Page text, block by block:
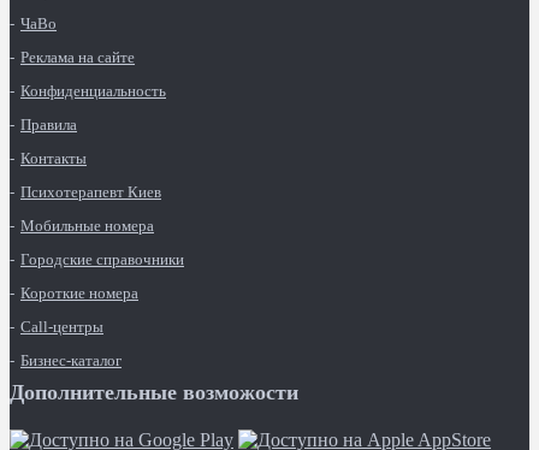
ЧаВо
Реклама на сайте
Конфиденциальность
Правила
Контакты
Психотерапевт Киев
Мобильные номера
Городские справочники
Короткие номера
Call-центры
Бизнес-каталог
Дополнительные возможости